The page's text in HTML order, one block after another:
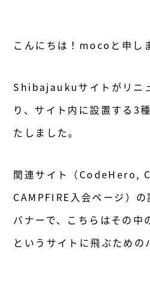
こんにちは！mocoと申しま
Shibajaukuサイトがリニ
り、サイト内に設置する3
たしました。
関連サイト（CodeHero,
CAMPFIRE入会ページ）
バナーで、こちらはその中
というサイトに飛ぶための